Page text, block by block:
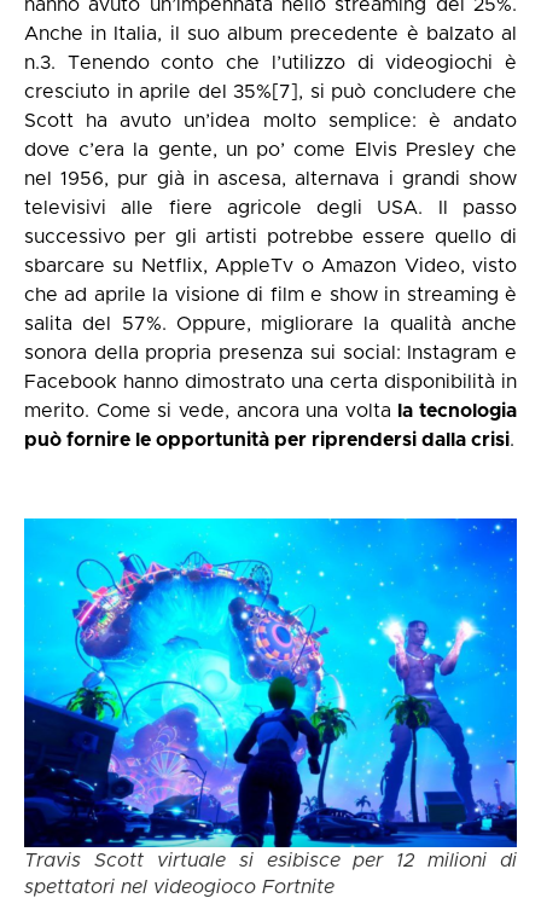
hanno avuto un’impennata nello streaming del 25%.
Anche in Italia, il suo album precedente è balzato al
n.3. Tenendo conto che l’utilizzo di videogiochi è
cresciuto in aprile del 35% [7] , si può concludere che
Scott ha avuto un’idea molto semplice: è andato
dove c’era la gente, un po’ come Elvis Presley che
nel 1956, pur già in ascesa, alternava i grandi show
televisivi alle fiere agricole degli USA. Il passo
successivo per gli artisti potrebbe essere quello di
sbarcare su Netflix, AppleTv o Amazon Video, visto
che ad aprile la visione di film e show in streaming è
salita del 57%. Oppure, migliorare la qualità anche
sonora della propria presenza sui social: Instagram e
Facebook hanno dimostrato una certa disponibilità in
merito. Come si vede, ancora una volta
la tecnologia
può fornire le opportunità per riprendersi dalla crisi.
Travis Scott virtuale si esibisce per 12 milioni di
spettatori nel videogioco Fortnite